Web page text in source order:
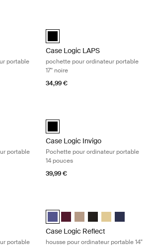
13" Noir (selected)
portable
Case Logic LAPS laptop sleeve
Case Logic LAPS
pochette pour ordinateur portable
17'' noire
34,99 €
portable
black (selected)
Case Logic Invigo
Pochette pour ordinateur portable
14 pouces
39,99 €
portable
Case Logic Reflect 14" Laptop
Case Logic Reflect 14"
Case Logic Reflect 14"
Case Logic Reflect
Case Logic
Case Logic
Case Logic Reflect
housse pour ordinateur portable 14"